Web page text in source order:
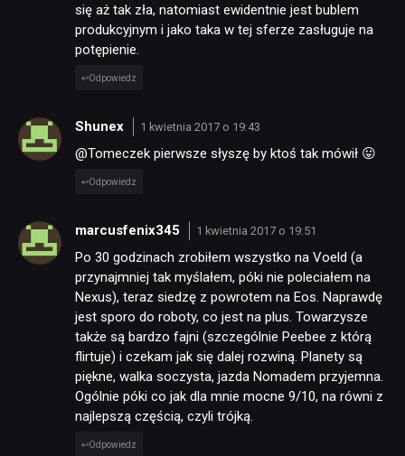
się aż tak zła, natomiast ewidentnie jest bublem
produkcyjnym i jako taka w tej sferze zasługuje na
potępienie.
Odpowiedz
Shunex 1 kwietnia 2017 o 19:43
@Tomeczek pierwsze słyszę by ktoś tak mówił 😛
Odpowiedz
marcusfenix345 1 kwietnia 2017 o 19:51
Po 30 godzinach zrobiłem wszystko na Voeld (a
przynajmniej tak myślałem, póki nie poleciałem na
Nexus), teraz siedzę z powrotem na Eos. Naprawdę
jest sporo do roboty, co jest na plus. Towarzysze
także są bardzo fajni (szczególnie Peebee z którą
flirtuje) i czekam jak się dalej rozwiną. Planety są
piękne, walka soczysta, jazda Nomadem przyjemna.
Ogólnie póki co jak dla mnie mocne 9/10, na równi z
najlepszą częścią, czyli trójką.
Odpowiedz